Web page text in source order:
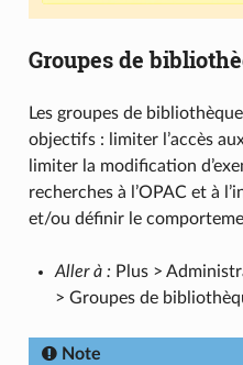
Groupes de
Les groupes de
objectifs : limiter l’accès
limiter la modification
recherches à l’OPAC et à
et/ou définir le
Aller à :Plus >
> Groupes de
Note